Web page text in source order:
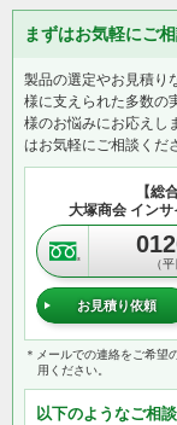
まずはお気軽にご相
製品の選定やお見積り
様に支えられた多数の
様のお悩みにお応えし
はお気軽にご相談くだ
【総
大塚商会 イン
（
お見積り依頼
＊メールでの連絡をご希望
用ください。
以下のようなご相